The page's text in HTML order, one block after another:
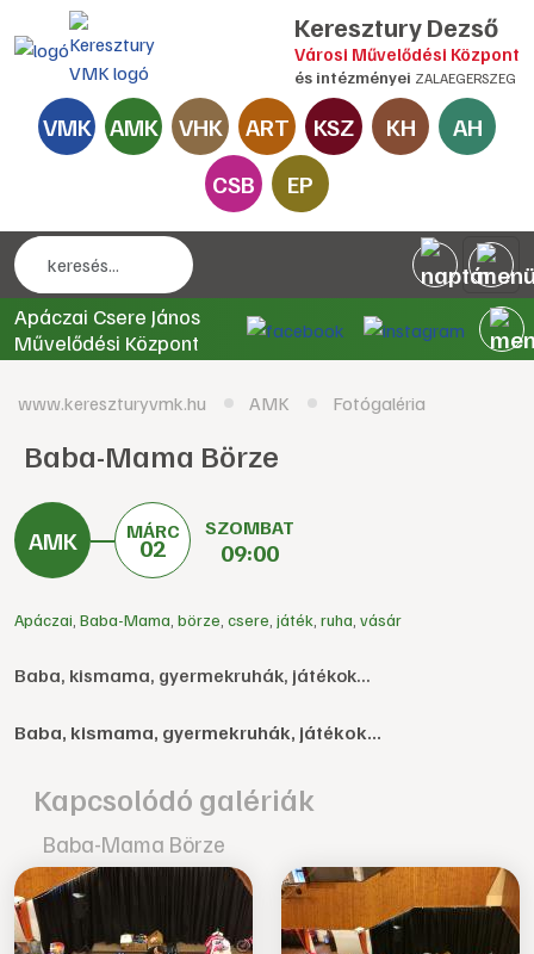
Keresztury Dezső
Városi Művelődési Központ
és intézményei ZALAEGERSZEG
VMK AMK VHK ART KSZ KH
AH
CSB
EP
Apáczai Csere János
Művelődési Központ
www.kereszturyvmk.hu AMK Fotógaléria
Baba-Mama Börze
MÁRC
02
SZOMBAT
09:00
Apáczai Baba-Mama börze csere játék ruha vásár
Baba, kismama, gyermekruhák, játékok...
Baba, kismama, gyermekruhák, játékok...
Kapcsolódó galériák
Baba-Mama Börze